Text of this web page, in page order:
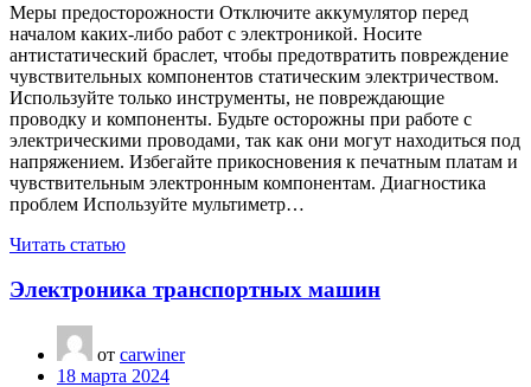
Меры предосторожности Отключите аккумулятор перед
началом каких-либо работ с электроникой. Носите
антистатический браслет, чтобы предотвратить повреждение
чувствительных компонентов статическим электричеством.
Используйте только инструменты, не повреждающие
проводку и компоненты. Будьте осторожны при работе с
электрическими проводами, так как они могут находиться под
напряжением. Избегайте прикосновения к печатным платам и
чувствительным электронным компонентам. Диагностика
проблем Используйте мультиметр…
Читать статью
Электроника транспортных машин
от carwiner
18 марта 2024